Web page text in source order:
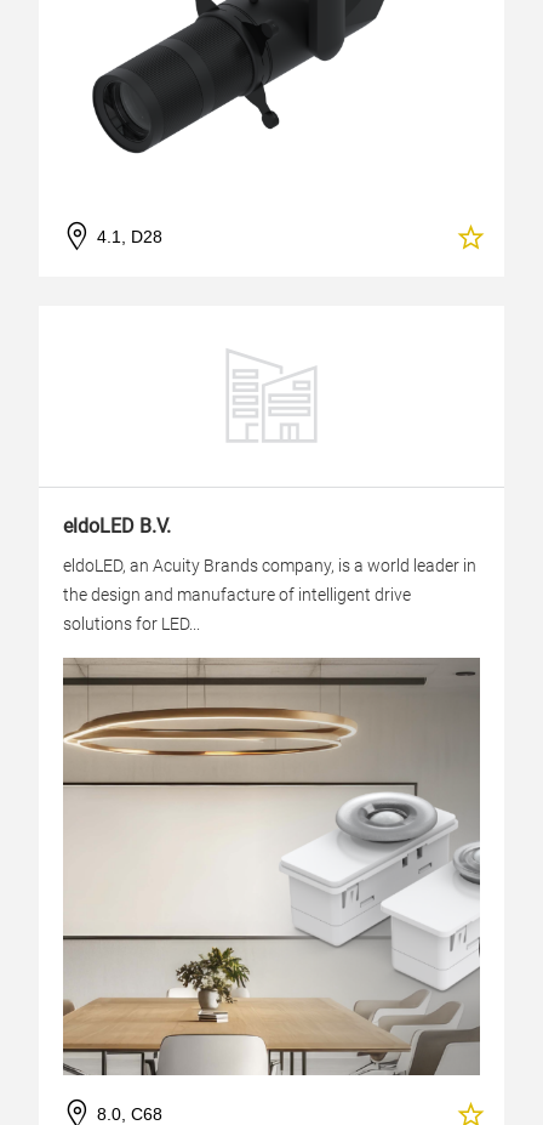
4.1, D28
eldoLED B.V.
eldoLED, an Acuity Brands company, is a world leader in
the design and manufacture of intelligent drive
solutions for LED...
8.0, C68